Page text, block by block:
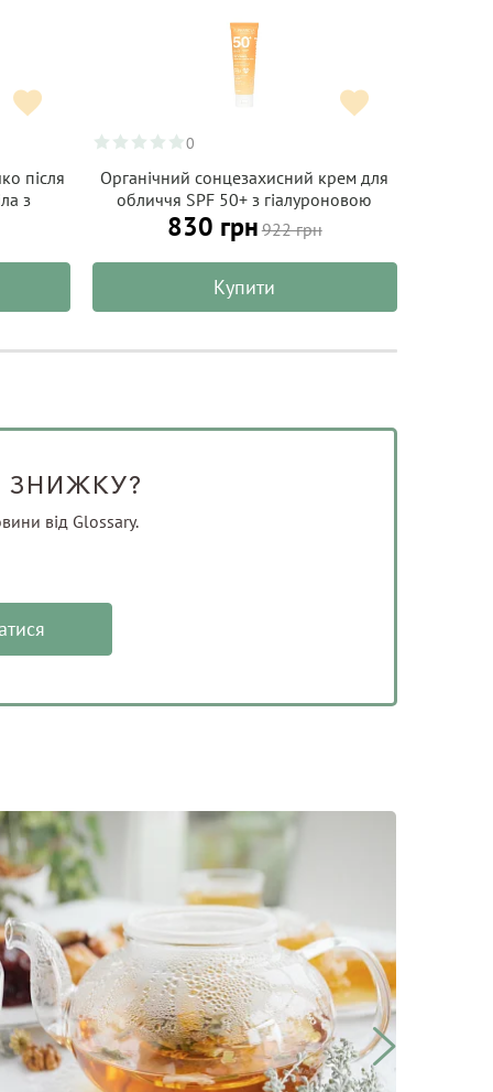
після
з
0
Органічний сонцезахисний крем для
обличчя SPF 50+ з гіалуроновою
кислотою, матовий фініш, ALPHANOVA
Organic Sun 50 мл
830 грн922 грн
Купити
ЗНИЖКУ?
від Glossary.